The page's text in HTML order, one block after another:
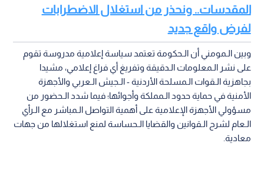
جاء ذلك خلال اجتماع لجنة الإعلام والتوجيه الـوطني في مجلس
الأعيان، برئاسة الـعين محمد داوودية، وبحضور مسؤولي مؤسسات
الإعلام الـرسمي؛ حيث دعا داوودية إلى تعزيز الـخطاب الإعلامي
الـوطني والتصدي لحملات الـتضليل والشائعات، مؤكدا الاصطفاف
خلف الـدولة ومؤسساتها بقيادة جلالة الـملك عبد الله الـثاني
لمواجهة الـتحديات، مع التأكيد على ثبات الـموقف الأردني في جعل
الـقضية الـفلسطينية والـقدس في صدارة الأولويات.